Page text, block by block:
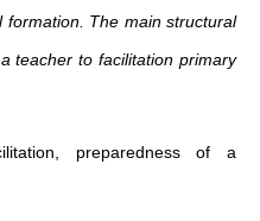
The main structural
teacher to facilitation primary
preparedness of a